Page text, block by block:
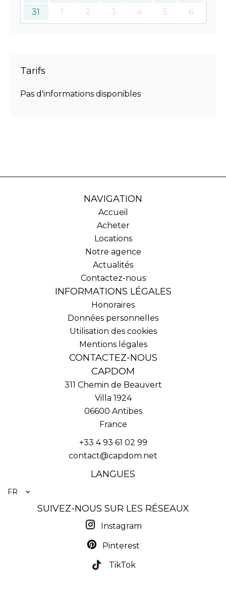
31
1 2 3 4 5 6
Tarifs
Pas d'informations disponibles
NAVIGATION
Accueil
Acheter
Locations
Notre agence
Actualités
Contactez-nous
INFORMATIONS LÉGALES
Honoraires
Données personnelles
Utilisation des cookies
Mentions légales
CONTACTEZ-NOUS
CAPDOM
311 Chemin de Beauvert
Villa 1924
06600 Antibes
France
+33 4 93 61 02 99
contact@capdom.net
LANGUES
FR
SUIVEZ-NOUS SUR LES RÉSEAUX
Instagram
Pinterest
TikTok